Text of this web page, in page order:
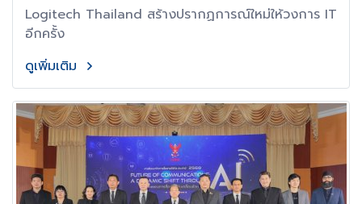
Logitech Thailand สร้างปรากฏการณ์ใหม่ให้วงการ IT
อีกครั้ง
ดูเพิ่มเติม